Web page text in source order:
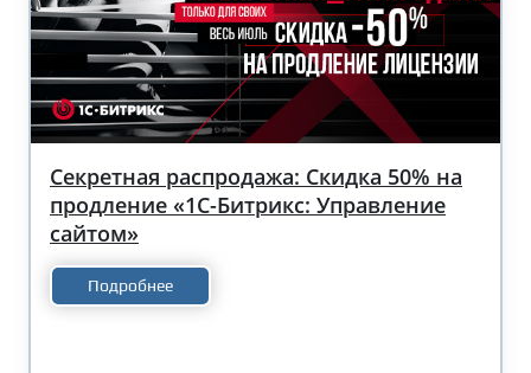
Секретная распродажа: Скидка 50% на
продление «1С-Битрикс: Управление
сайтом»
Подробнее